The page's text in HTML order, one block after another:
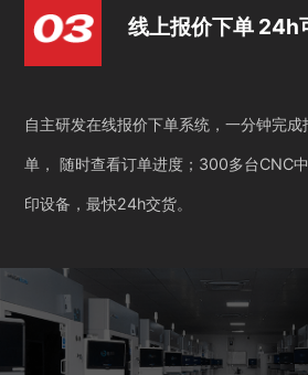
线上报价下单 24h
自主研发在线报价下单系统，一分钟完
单， 随时查看订单进度；300多台CNC
印设备，最快24h交货。